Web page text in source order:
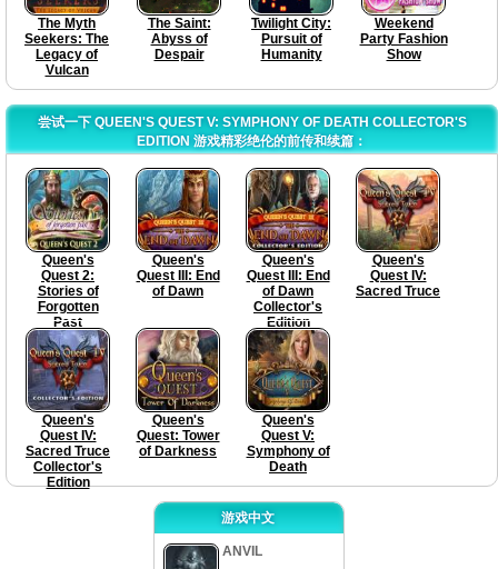
The Myth
Seekers: The
Legacy of
Vulcan
The Saint:
Abyss of
Despair
Twilight City:
Pursuit of
Humanity
Weekend
Party Fashion
Show
尝试一下 QUEEN'S QUEST V: SYMPHONY OF DEATH COLLECTOR'S
EDITION 游戏精彩绝伦的前传和续篇：
Queen's
Quest 2:
Stories of
Forgotten
Past
Queen's
Quest III: End
of Dawn
Queen's
Quest III: End
of Dawn
Collector's
Edition
Queen's
Quest IV:
Sacred Truce
Queen's
Quest IV:
Sacred Truce
Collector's
Edition
Queen's
Quest: Tower
of Darkness
Queen's
Quest V:
Symphony of
Death
游戏中文
ANVIL